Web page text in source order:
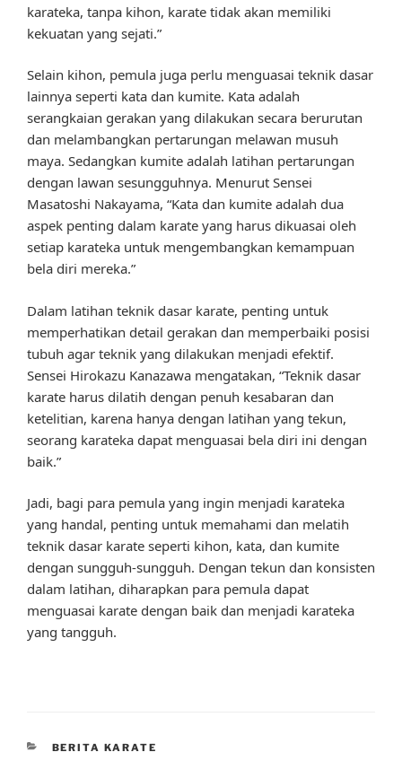
karateka, tanpa kihon, karate tidak akan memiliki
kekuatan yang sejati.”
Selain kihon, pemula juga perlu menguasai teknik dasar
lainnya seperti kata dan kumite. Kata adalah
serangkaian gerakan yang dilakukan secara berurutan
dan melambangkan pertarungan melawan musuh
maya. Sedangkan kumite adalah latihan pertarungan
dengan lawan sesungguhnya. Menurut Sensei
Masatoshi Nakayama, “Kata dan kumite adalah dua
aspek penting dalam karate yang harus dikuasai oleh
setiap karateka untuk mengembangkan kemampuan
bela diri mereka.”
Dalam latihan teknik dasar karate, penting untuk
memperhatikan detail gerakan dan memperbaiki posisi
tubuh agar teknik yang dilakukan menjadi efektif.
Sensei Hirokazu Kanazawa mengatakan, “Teknik dasar
karate harus dilatih dengan penuh kesabaran dan
ketelitian, karena hanya dengan latihan yang tekun,
seorang karateka dapat menguasai bela diri ini dengan
baik.”
Jadi, bagi para pemula yang ingin menjadi karateka
yang handal, penting untuk memahami dan melatih
teknik dasar karate seperti kihon, kata, dan kumite
dengan sungguh-sungguh. Dengan tekun dan konsisten
dalam latihan, diharapkan para pemula dapat
menguasai karate dengan baik dan menjadi karateka
yang tangguh.
CATEGORIES
BERITA KARATE